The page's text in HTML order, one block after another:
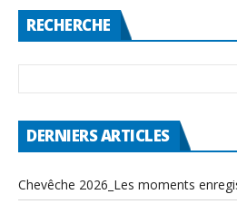
RECHERCHE
DERNIERS ARTICLES
Chevêche 2026_Les moments